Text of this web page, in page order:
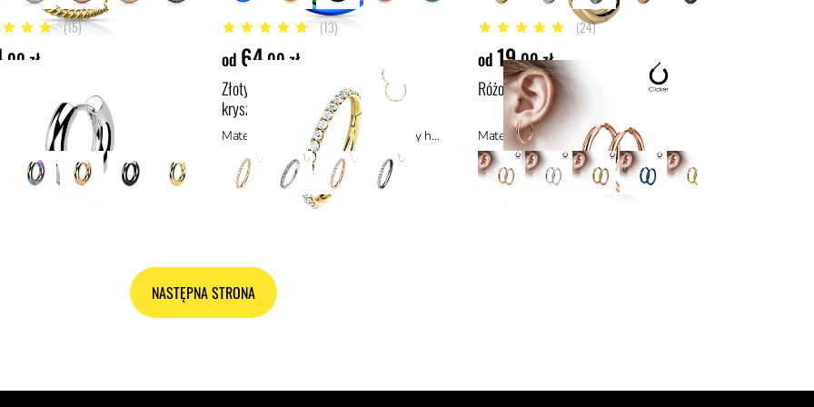
(15)
,00 zł
gruby mini clicker do ucha
stal chirurgiczna 316L, stal
4.9 z 5 gwiazdek (13)
od 64,00 zł
Złoty tytanowy helix clicker białe
kryształki
Materiał: tytan ASTM F136, materiały hipoalergiczne
5 z 5 gwiazdek (24)
od19,00 zł
Różowo-złoty clicker do ucha
Materiał: stal z powłoką PVD, stal
NASTĘPNA STRONA